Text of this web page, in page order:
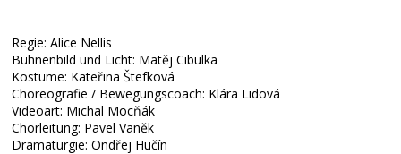
Regie: Alice Nellis
Bühnenbild und Licht: Matěj Cibulka
Kostüme: Kateřina Štefková
Choreografie / Bewegungscoach: Klára Lidová
Videoart: Michal Mocňák
Chorleitung: Pavel Vaněk
Dramaturgie: Ondřej Hučín